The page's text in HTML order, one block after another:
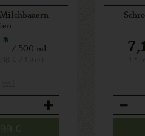
* / 500 ml
€
Anzahl